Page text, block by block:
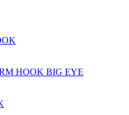
HOOK BIG EYE